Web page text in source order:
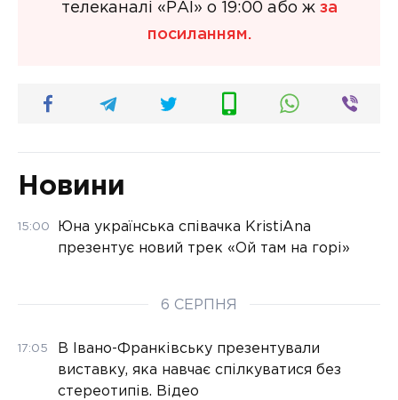
телеканалі «РАІ» о 19:00 або ж за
посиланням.
Новини
15:00
Юна українська співачка KristiAna
презентує новий трек «Ой там на горі»
6 СЕРПНЯ
17:05
В Івано-Франківську презентували
виставку, яка навчає спілкуватися без
стереотипів. Відео